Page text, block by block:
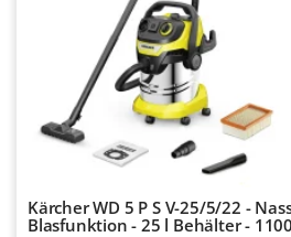
Kärcher WD 5 P S V-25/5/22 -
Blasfunktion - 25 l Behälter -